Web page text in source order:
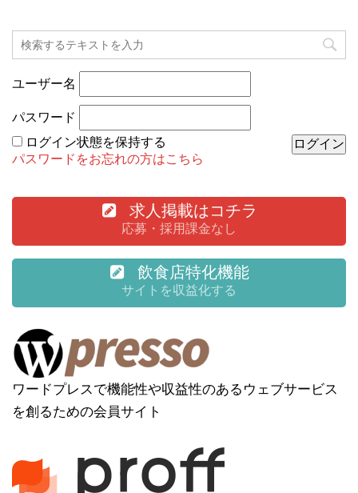
ユーザー名
パスワード
ログイン状態を保持する
パスワードをお忘れの方はこちら
求人掲載はコチラ
応募・採用課金なし
飲食店特化機能
サイトを収益化する
ワードプレスで機能性や収益性のあるウェブサービス
を創るための会員サイト